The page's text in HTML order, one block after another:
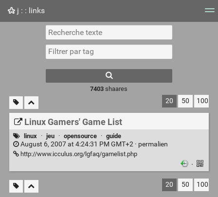
j : : links
Nuage de tags Mur d'images
7403 shaares
20 50 100
Linux Gamers' Game List
linux · jeu · opensource · guide
August 6, 2007 at 4:24:31 PM GMT+2 · permalien
http://www.icculus.org/lgfaq/gamelist.php
·
20 50 100